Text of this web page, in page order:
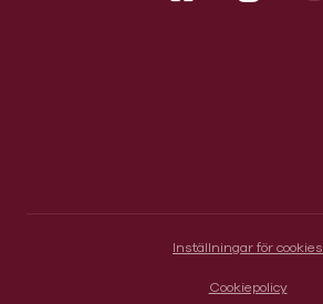
Inställningar för cookies
Cookiepolicy